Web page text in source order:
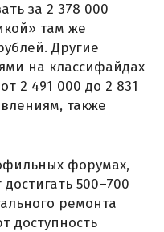
за 2 378 000
там же
Другие
на классифайдах
2 491 000 до 2 831
также
форумах,
500–700
ремонта
доступность